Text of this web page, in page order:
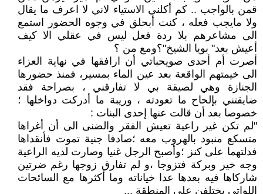
قمن بالواجب .. كم أكلني الاستياء لاني لا اعرف ما يقال
ولا مايجب فعله ، كنت أبحلق في وجوه الحضور استمع
الى مشاعرهم بلا ردة فعل ليس في عقلي الا كيف
أعيش بعد" بويا الشيخ"؟ومع من ؟
أصرت أم أحدى صويحباتي أن ارافقها في نهاية العزاء
الى خيمتهم الواقعة بعد عين الماء بمسير، فمنذ حضورها
الجنازة وهي لصيقة بي لا تفارقني ، بصراحة فقد
ضايقتني بإلحاح ما تعودته ، وريبة ما أدركت دواخلها ؛
خصوصا بعد أن قالت عنها إحدى البنات :
"لم تكن غير راعية تعيش الفقر والضنى الى أن أغراها
متسكع منبود بالهروب معه ؛صادفا جنية تموت فأنقداها
فدلتهما على كنز ؛وأصبح الرجل غنيا وصارت لديه الراعية
وجه خير وبركة فتزوجا ،و لم تفارق زوجها رغم ضرتين
شاركاها فيه بعدها عدا خياناته وما أكثرها مع السائحات
اللواتي يختلفن على المنطقة ...